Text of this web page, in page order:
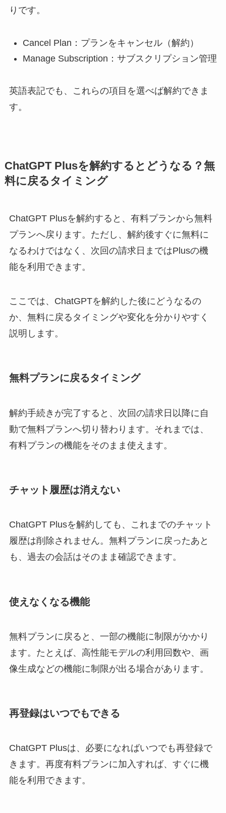
りです。
Cancel Plan：プランをキャンセル（解約）
Manage Subscription：サブスクリプション管理
英語表記でも、これらの項目を選べば解約できま
す。
ChatGPT Plusを解約するとどうなる？無
料に戻るタイミング
ChatGPT Plusを解約すると、有料プランから無料
プランへ戻ります。ただし、解約後すぐに無料に
なるわけではなく、次回の請求日まではPlusの機
能を利用できます。
ここでは、ChatGPTを解約した後にどうなるの
か、無料に戻るタイミングや変化を分かりやすく
説明します。
無料プランに戻るタイミング
解約手続きが完了すると、次回の請求日以降に自
動で無料プランへ切り替わります。それまでは、
有料プランの機能をそのまま使えます。
チャット履歴は消えない
ChatGPT Plusを解約しても、これまでのチャット
履歴は削除されません。無料プランに戻ったあと
も、過去の会話はそのまま確認できます。
使えなくなる機能
無料プランに戻ると、一部の機能に制限がかかり
ます。たとえば、高性能モデルの利用回数や、画
像生成などの機能に制限が出る場合があります。
再登録はいつでもできる
ChatGPT Plusは、必要になればいつでも再登録で
きます。再度有料プランに加入すれば、すぐに機
能を利用できます。